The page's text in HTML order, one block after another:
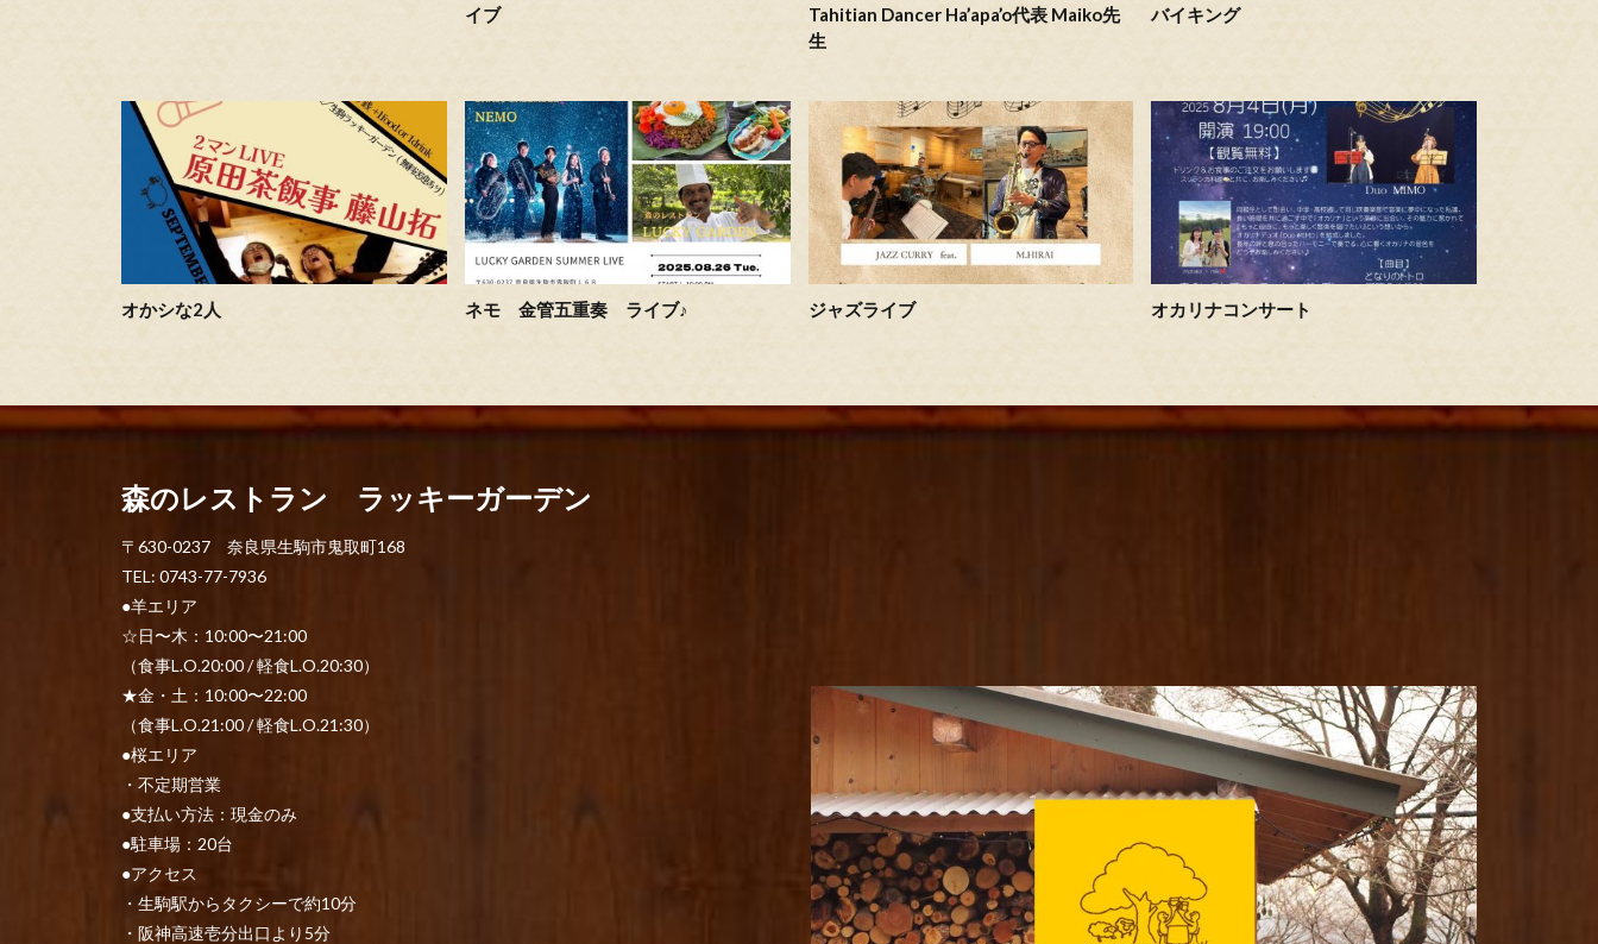
イブ
Tahitian Dancer Ha’apa’o代表 Maiko先
生
バイキング
オかシな2人 ネモ 金管五重奏 ライブ♪ ジャズライブ オカリナコンサート
森のレストラン ラッキーガーデン
〒630-0237 奈良県生駒市鬼取町168
TEL: 0743-77-7936
●羊エリア
☆日〜木：10:00〜21:00
（食事L.O.20:00 / 軽食L.O.20:30）
★金・土：10:00〜22:00
（食事L.O.21:00 / 軽食L.O.21:30）
●桜エリア
・不定期営業
●支払い方法：現金のみ
●駐車場：20台
●アクセス
・生駒駅からタクシーで約10分
・阪神高速壱分出口より5分